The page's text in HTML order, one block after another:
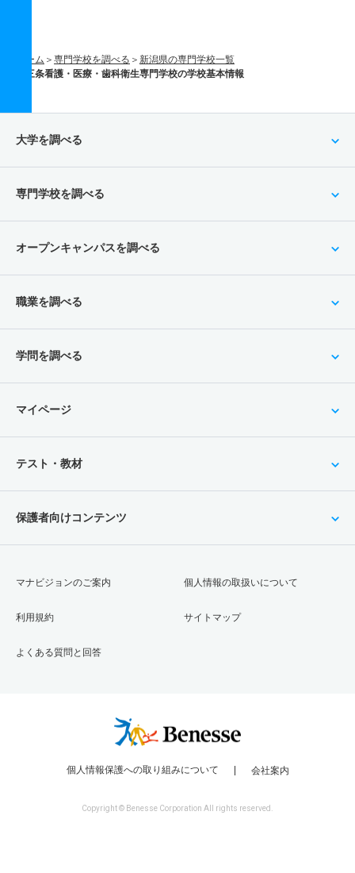
ホーム 専門学校を調べる
新潟県の専門学校一覧
三条看護・医療・歯科衛生専門学校の学校基本情報
大学を調べる
専門学校を調べる
オープンキャンパスを調べる
職業を調べる
学問を調べる
マイページ
テスト・教材
保護者向けコンテンツ
マナビジョンのご案内
利用規約
よくある質問と回答
個人情報の取扱いについて
サイトマップ
個人情報保護への取り組みについて 会社案内
Copyright © Benesse Corporation All rights reserved.